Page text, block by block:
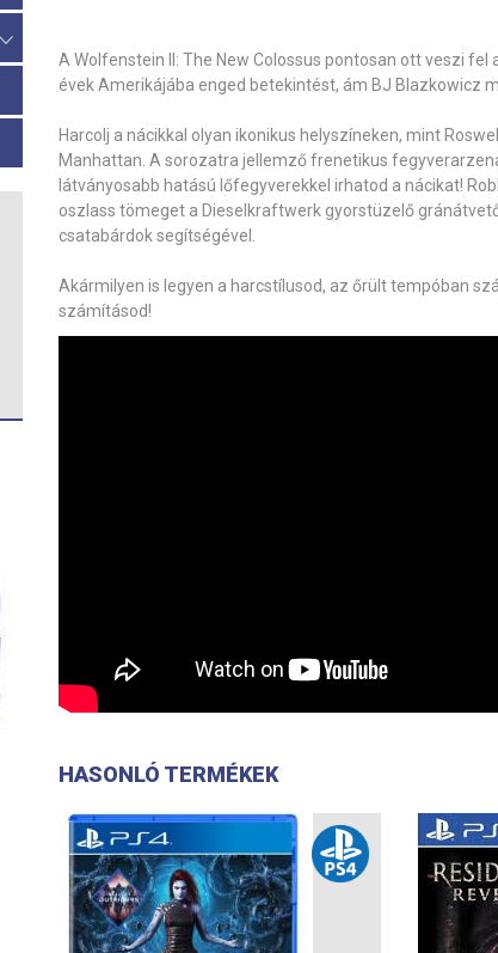
AWolfenstein II: The New Colossus pontosan ott veszi fel
évek Amerikájába enged betekintést, ám BJ Blazkowicz
Harcolj a nácikkal olyan ikonikus helyszíneken, mint Roswell
Manhattan. A sorozatra jellemzőfrenetikus
látványosabb hatású lőfegyverekkel irhatod a nácikat!
oszlass tömeget a Dieselkraftwerk gyorstüzelő
csatabárdoksegítségével.
Akármilyen is legyen a harcstílusod, az őrült tempóban
számításod!
HASONLÓ TERMÉKEK